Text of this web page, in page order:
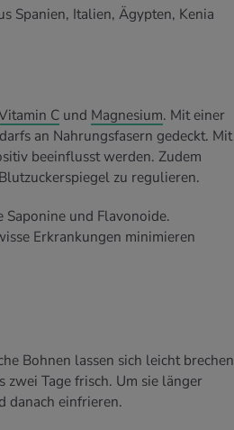
Spanien, Italien, Ägypten, Kenia
Cund Magnesium. Mit einer
an Nahrungsfasern gedeckt. Mit
beeinflusst werden. Zudem
zu regulieren.
und Flavonoide.
Erkrankungen minimieren
Bohnen lassen sich leicht brechen
Tage frisch. Um sie länger
danach einfrieren.